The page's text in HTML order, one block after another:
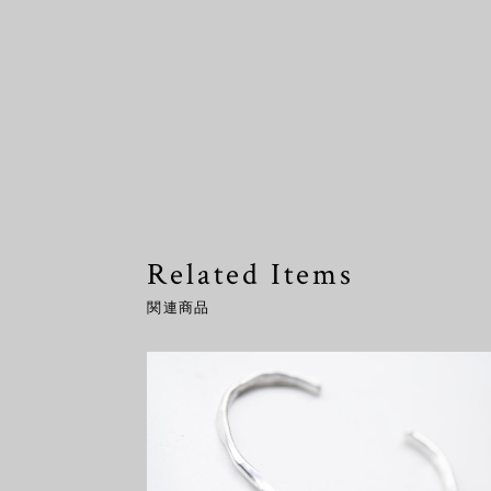
Related Items
関連商品